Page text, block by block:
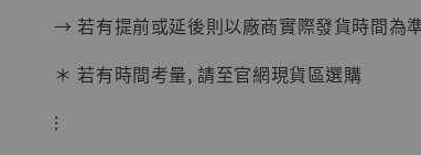
加購優惠【讓子彈飛 鵝城縣長 張麻子 [BK01]】
→ 若有提前或延後則以廠商實際發貨時間為
＊ 若有時間考量, 請至官網現貨區選購
⁝